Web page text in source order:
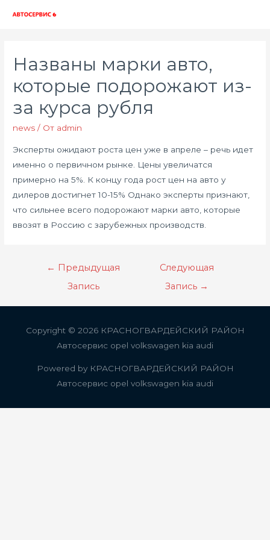
Названы марки авто,
которые подорожают из-
за курса рубля
news / От admin
Эксперты ожидают роста цен уже в апреле – речь идет
именно о первичном рынке. Цены увеличатся
примерно на 5%. К концу года рост цен на авто у
дилеров достигнет 10-15% Однако эксперты признают,
что сильнее всего подорожают марки авто, которые
ввозят в Россию с зарубежных производств.
Навигация
записям
← Предыдущая
Запись
Следующая
Запись →
Copyright © 2026 КРАСНОГВАРДЕЙСКИЙ РАЙОН
Автосервис opel volkswagen kia audi
Powered by КРАСНОГВАРДЕЙСКИЙ РАЙОН
Автосервис opel volkswagen kia audi